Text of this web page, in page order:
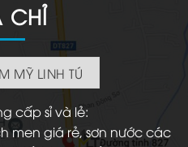
CHỈ
MỸ LINH TÚ
cấp sỉ và lẻ:
men giá rẻ, sơn nước các